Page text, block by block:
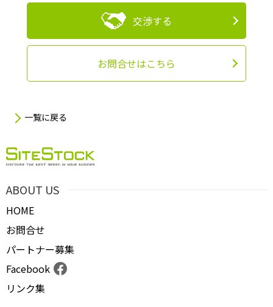
交渉する
お問合せはこちら
一覧に戻る
ABOUT US
HOME
お問合せ
パートナー募集
Facebook
リンク集